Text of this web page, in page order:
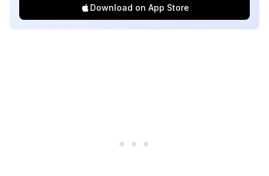
Download on App Store